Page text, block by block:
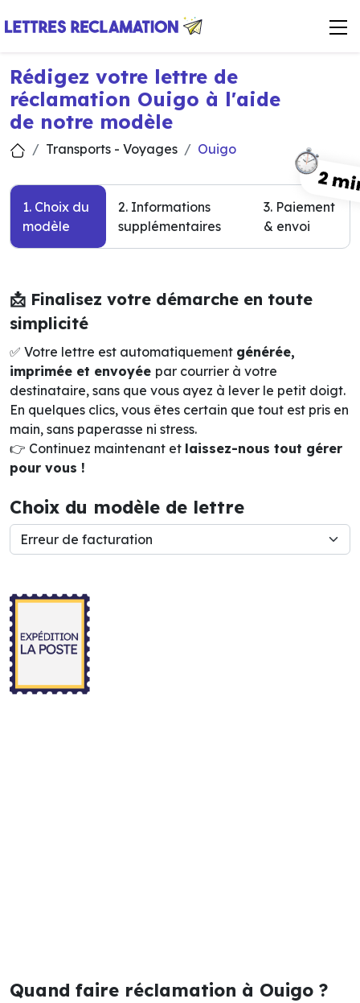
Rédigez votre lettre de
réclamation Ouigo à l'aide
de notre modèle
Transports - Voyages Ouigo
1. Choix du
modèle
2. Informations
supplémentaires
3. Paiement
& envoi
📩 Finalisez votre démarche en toute
simplicité
✅ Votre lettre est automatiquement générée,
imprimée et envoyée par courrier à votre
destinataire, sans que vous ayez à lever le petit doigt.
En quelques clics, vous êtes certain que tout est pris en
main, sans paperasse ni stress.
👉 Continuez maintenant et laissez-nous tout gérer
pour vous !
Choix du modèle de lettre
Quand faire réclamation à Ouigo ?